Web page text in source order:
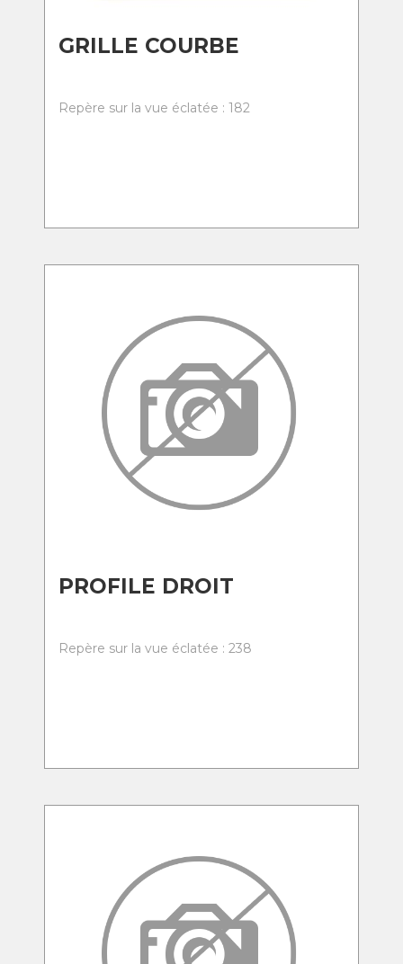
GRILLE COURBE
Repère sur la vue éclatée : 182
PROFILE DROIT
Repère sur la vue éclatée : 238